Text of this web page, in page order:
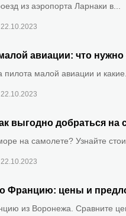
из аэропорта Ларнаки в...
22.10.2023
авиации: что нужно
пилота малой авиации и
22.10.2023
выгодно добраться на
на самолете? Узнайте
22.10.2023
Францию: цены и
из Воронежа. Сравните